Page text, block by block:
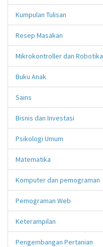
Kumpulan Tulisan
Resep Masakan
Mikrokontroller dan Robotika
Buku Anak
Sains
Bisnis dan Investasi
Psikologi Umum
Matematika
Komputer dan pemograman
Pemograman Web
Keterampilan
Pengembangan Pertanian